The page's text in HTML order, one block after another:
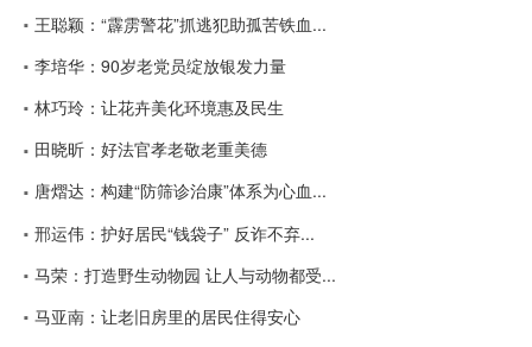
王聪颖：“霹雳警花”抓逃犯助孤苦铁血...
李培华：90岁老党员绽放银发力量
林巧玲：让花卉美化环境惠及民生
田晓昕：好法官孝老敬老重美德
唐熠达：构建“防筛诊治康”体系为心血...
邢运伟：护好居民“钱袋子” 反诈不弃...
马荣：打造野生动物园 让人与动物都受...
马亚南：让老旧房里的居民住得安心